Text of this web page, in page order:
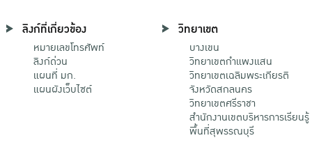
ลิงก์ที่เกี่ยวข้อง
หมายเลขโทรศัพท์
ลิงก์ด่วน
แผนที่ มก.
แผนผังเว็บไซต์
วิทยาเขต
บางเขน
วิทยาเขตกําแพงแสน
วิทยาเขตเฉลิมพระเกียรติ
จังหวัดสกลนคร
วิทยาเขตศรีราชา
สำนักงานเขตบริหารการเรียนรู้
พื้นที่สุพรรณบุรี